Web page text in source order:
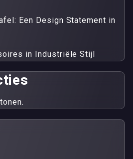
Een Design Statement in
in Industriële Stijl